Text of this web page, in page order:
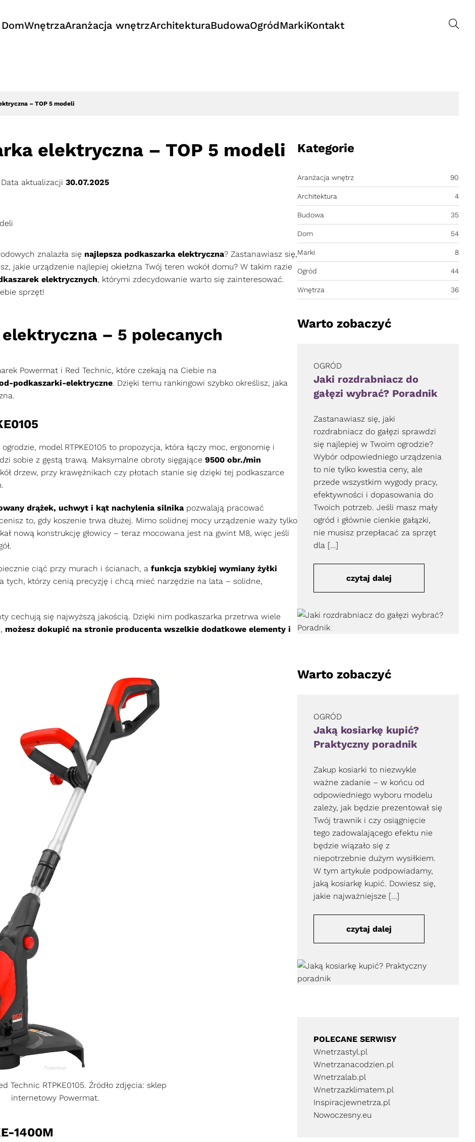
DomWnętrzaAranżacja wnętrzArchitekturaBudowaOgródMarkiKontakt
– TOP 5 modeli
elektryczna – TOP 5 modeli
Data aktualizacji 30.07.2025
znalazła się najlepsza podkaszarka elektryczna? Zastanawiasz się,
jakie urządzenie najlepiej okiełzna Twój teren wokół domu? W takim razie
elektrycznych, którymi zdecydowanie warto się zainteresować.
sprzęt!
– 5 polecanych
Powermat i Red Technic, które czekają na Ciebie na
podkaszarki-elektryczne. Dzięki temu rankingowi szybko określisz, jaka
model RTPKE0105 to propozycja, która łączy moc, ergonomię i
sobie z gęstą trawą. Maksymalne obroty sięgające 9500 obr./min
drzew, przy krawężnikach czy płotach stanie się dzięki tej podkaszarce
drążek, uchwyt i kąt nachylenia silnika pozwalają pracować
to, gdy koszenie trwa dłużej. Mimo solidnej mocy urządzenie waży tylko
nową konstrukcję głowicy – teraz mocowana jest na gwint M8, więc jeśli
ciąć przy murach i ścianach, a funkcja szybkiej wymiany żyłki
tych, którzy cenią precyzję i chcą mieć narzędzie na lata – solidne,
cechują się najwyższą jakością. Dzięki nim podkaszarka przetrwa wiele
możesz dokupić na stronie producenta wszelkie dodatkowe elementy i
Technic RTPKE0105. Źródło zdjęcia: sklep
internetowy Powermat.
1400M
Kategorie
Aranżacja wnętrz 90
Architektura 4
Budowa 35
Dom 54
Marki 8
Ogród 44
Wnętrza 36
Warto zobaczyć
OGRÓD
Jaki rozdrabniacz do
gałęzi wybrać? Poradnik
Zastanawiasz się, jaki
rozdrabniacz do gałęzi sprawdzi
się najlepiej w Twoim ogrodzie?
Wybór odpowiedniego urządzenia
to nie tylko kwestia ceny, ale
przede wszystkim wygody pracy,
efektywności i dopasowania do
Twoich potrzeb. Jeśli masz mały
ogród i głównie cienkie gałązki,
nie musisz przepłacać za sprzęt
dla […]
czytaj dalej
Warto zobaczyć
OGRÓD
Jaką kosiarkę kupić?
Praktyczny poradnik
Zakup kosiarki to niezwykle
ważne zadanie – w końcu od
odpowiedniego wyboru modelu
zależy, jak będzie prezentował się
Twój trawnik i czy osiągnięcie
tego zadowalającego efektu nie
będzie wiązało się z
niepotrzebnie dużym wysiłkiem.
W tym artykule podpowiadamy,
jaką kosiarkę kupić. Dowiesz się,
jakie najważniejsze […]
czytaj dalej
POLECANE SERWISY
Wnetrzastyl.pl
Wnetrzanacodzien.pl
Wnetrzalab.pl
Wnetrzazklimatem.pl
Inspiracjewnetrza.pl
Nowoczesny.eu